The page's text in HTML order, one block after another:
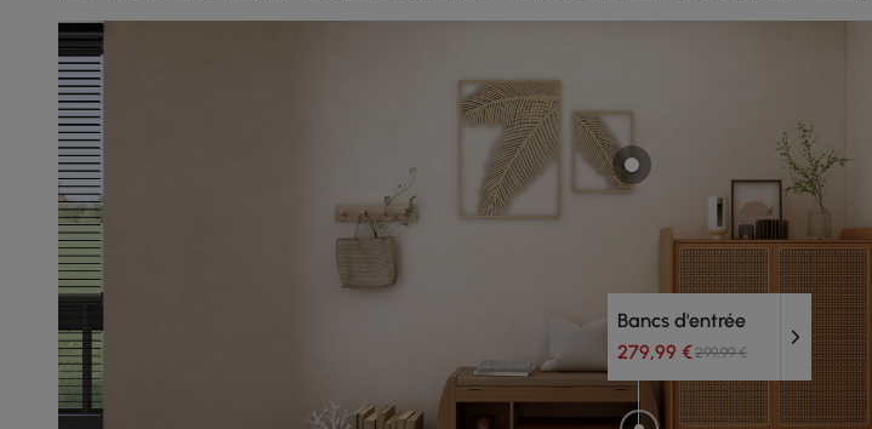
Bancs d'entrée
279,99 €299,99 €